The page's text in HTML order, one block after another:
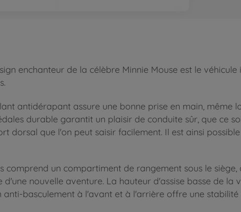
enchanteur de la célèbre Minnie Mouse est le
antidérapant assure une bonne prise en main, même
durable garantit un plaisir de conduite sûr, que ce
dorsal que l'on peut saisir facilement. Il est ainsi
un compartiment de rangement sous le
nouvelle aventure. La hauteur d'assise basse de
basculement à l'avant et à l'arrière offre une stabilité